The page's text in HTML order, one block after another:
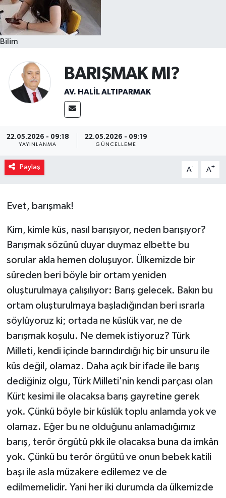
Bilim
BARIŞMAK MI?
AV. HALIL ALTIPARMAK
22.05.2026 - 09:18
YAYINLANMA
22.05.2026 - 09:19
GÜNCELLEME
Paylaş A- A+
Evet, barışmak!
Kim, kimle küs, nasıl barışıyor, neden barışıyor?
Barışmak sözünü duyar duymaz elbette bu
sorular akla hemen doluşuyor. Ülkemizde bir
süreden beri böyle bir ortam yeniden
oluşturulmaya çalışılıyor: Barış gelecek. Bakın bu
ortam oluşturulmaya başladığından beri ısrarla
söylüyoruz ki; ortada ne küslük var, ne de
barışmak koşulu. Ne demek istiyoruz? Türk
Milleti, kendi içinde barındırdığı hiç bir unsuru ile
küs değil, olamaz. Daha açık bir ifade ile barış
dediğiniz olgu, Türk Milleti'nin kendi parçası olan
Kürt kesimi ile olacaksa barış gayretine gerek
yok. Çünkü böyle bir küslük toplu anlamda yok ve
olamaz. Eğer bu ne olduğunu anlamadığımız
barış, terör örgütü pkk ile olacaksa buna da imkân
yok. Çünkü bu terör örgütü ve onun bebek katili
başı ile asla müzakere edilemez ve de
edilmemelidir. Yani her iki durumda da ülkemizde